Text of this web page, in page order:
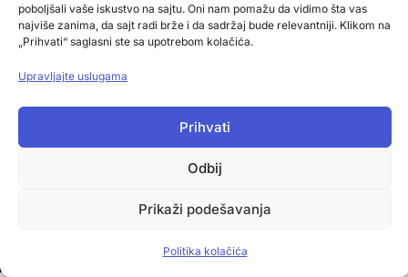
poboljšali vaše iskustvo na sajtu. Oni nam pomažu da vidimo šta vas
najviše zanima, da sajt radi brže i da sadržaj bude relevantniji. Klikom na
„Prihvati“ saglasni ste sa upotrebom kolačića.
Upravljajte uslugama
Prihvati
Odbij
Prikaži podešavanja
Politika kolačića
Email: marketing@prnjavorinfo.com
Telefon: (+387)065 955 355
POŠALJI VIJEST
Imate vijest za nas? Javite nam se na
redakcija@prnjavorinfo.com
@2015-2026. All Rights Reserved.